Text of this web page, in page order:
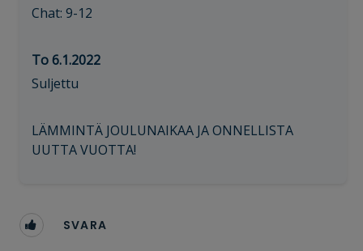
Chat: 9-12
To 6.1.2022
Suljettu
LÄMMINTÄ JOULUNAIKAA JA ONNELLISTA
UUTTA VUOTTA!
SVARA